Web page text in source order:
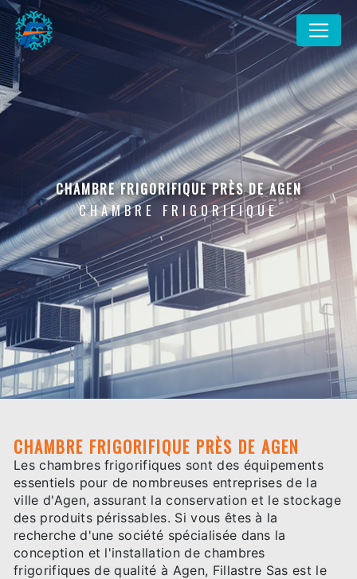
CHAMBRE FRIGORIFIQUE PRÈS DE AGEN
CHAMBRE FRIGORIFIQUE
CHAMBRE FRIGORIFIQUE PRÈS DE AGEN
Les chambres frigorifiques sont des équipements
essentiels pour de nombreuses entreprises de la
ville d'Agen, assurant la conservation et le stockage
des produits périssables. Si vous êtes à la
recherche d'une société spécialisée dans la
conception et l'installation de chambres
frigorifiques de qualité à Agen, Fillastre Sas est le
Panneau de gestion des cookies